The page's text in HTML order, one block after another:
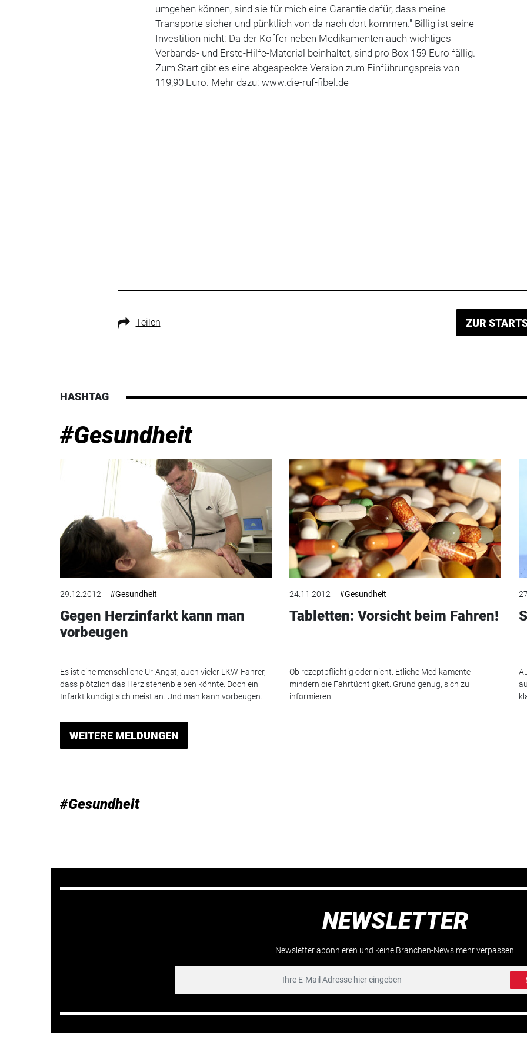
umgehen können, sind sie für mich eine Garantie dafür, dass meine
Transporte sicher und pünktlich von da nach dort kommen." Billig ist seine
Investition nicht: Da der Koffer neben Medikamenten auch wichtiges
Verbands- und Erste-Hilfe-Material beinhaltet, sind pro Box 159 Euro fällig.
Zum Start gibt es eine abgespeckte Version zum Einführungspreis von
119,90 Euro. Mehr dazu: www.die-ruf-fibel.de
Teilen ZUR
HASHTAG
#Gesundheit
29.12.2012 #Gesundheit
Gegen Herzinfarkt kann man
vorbeugen
Es ist eine menschliche Ur-Angst, auch vieler LKW-Fahrer,
dass plötzlich das Herz stehenbleiben könnte. Doch ein
Infarkt kündigt sich meist an. Und man kann vorbeugen.
24.11.2012 #Gesundheit
Tabletten: Vorsicht beim Fahren!
Ob rezeptpflichtig oder nicht: Etliche Medikamente
mindern die Fahrtüchtigkeit. Grund genug, sich zu
informieren.
WEITERE MELDUNGEN
#Gesundheit
NEWSLETTER
Newsletter abonnieren und keine Branchen-News mehr verpassen.